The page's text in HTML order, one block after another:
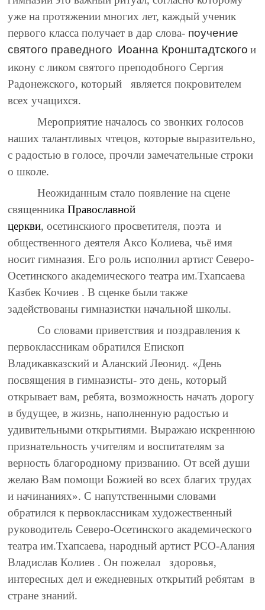
уже на протяжении многих лет, каждый ученик
первого класса получает в дар слова- поучение
святого праведного Иоанна Кронштадтского и
икону с ликом святого преподобного Сергия
Радонежского, который является покровителем
всех учащихся.
Мероприятие началось со звонких голосов
наших талантливых чтецов, которые выразительно,
с радостью в голосе, прочли замечательные строки
о школе.
Неожиданным стало появление на сцене
священника Православной
церкви, осетинскиого просветителя, поэта и
общественного деятеля Аксо Колиева, чьё имя
носит гимназия. Его роль исполнил артист Северо-
Осетинского академического театра им.Тхапсаева
Казбек Кочиев . В сценке были также
задействованы гимназистки начальной школы.
Со словами приветствия и поздравления к
первоклассникам обратился Епископ
Владикавказский и Аланский Леонид. «День
посвящения в гимназисты- это день, который
открывает вам, ребята, возможность начать дорогу
в будущее, в жизнь, наполненную радостью и
удивительными открытиями. Выражаю искреннюю
признательность учителям и воспитателям за
верность благородному призванию. От всей души
желаю Вам помощи Божией во всех благих трудах
и начинаниях». С напутственными словами
обратился к первоклассникам художественный
руководитель Северо-Осетинского академического
театра им.Тхапсаева, народный артист РСО-Алания
Владислав Колиев . Он пожелал здоровья,
интересных дел и ежедневных открытий ребятам в
стране знаний.